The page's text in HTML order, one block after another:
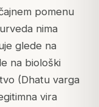
pomenu
nima
glede na
na biološki
(Dhatu varga
vira